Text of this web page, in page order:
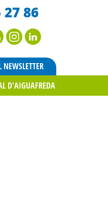
27 86
NEWSLETTER
D'AIGUAFREDA